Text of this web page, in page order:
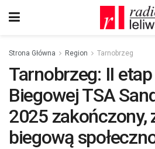
Strona Główna Region Tarnobrzeg
Tarnobrzeg: II
Biegowej TSA
2025 zakończony,
biegową